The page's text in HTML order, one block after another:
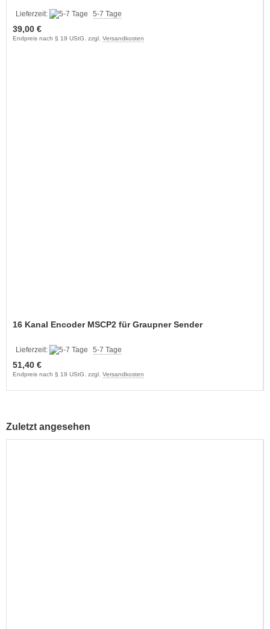
Lieferzeit: 5-7 Tage
39,00 €
Endpreis nach § 19 UStG. zzgl. Versandkosten
16 Kanal Encoder MSCP2 für Graupner Sender
Lieferzeit: 5-7 Tage
51,40 €
Endpreis nach § 19 UStG. zzgl. Versandkosten
Zuletzt angesehen